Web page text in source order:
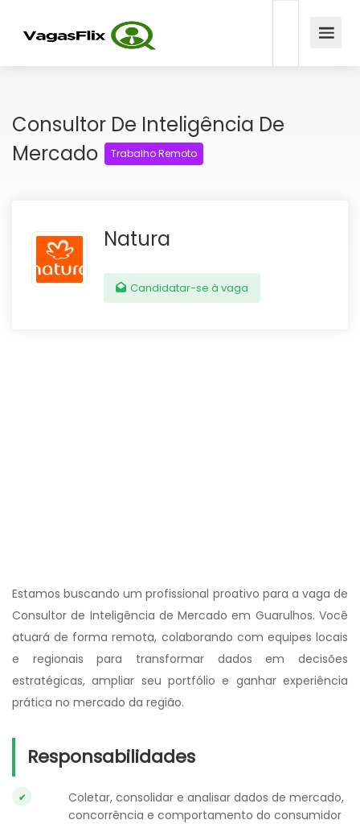
Consultor De Inteligência De
Mercado
Trabalho Remoto
Natura
Candidatar-se à vaga
Estamos buscando um profissional proativo para a vaga de
Consultor de Inteligência de Mercado em Guarulhos. Você
atuará de forma remota, colaborando com equipes locais
e regionais para transformar dados em decisões
estratégicas, ampliar seu portfólio e ganhar experiência
prática no mercado da região.
Responsabilidades
Coletar, consolidar e analisar dados de mercado,
concorrência e comportamento do consumidor